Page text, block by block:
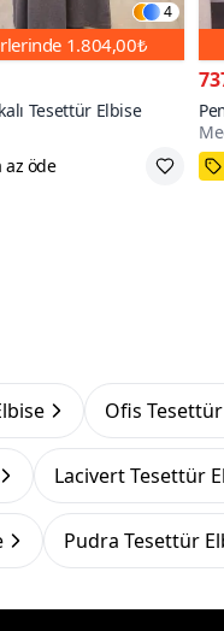
4
1.804,00₺
Tesettür Elbise
Ofis
Lacivert Tesettür
Pudra Tesettür